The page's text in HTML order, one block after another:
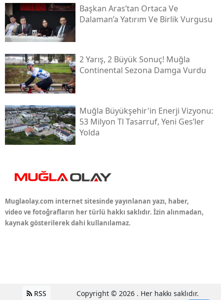
Başkan Aras’tan Ortaca Ve
Dalaman’a Yatırım Ve Birlik Vurgusu
2 Yarış, 2 Büyük Sonuç! Muğla
Continental Sezona Damga Vurdu
Muğla Büyükşehir'in Enerji Vizyonu:
53 Milyon Tl Tasarruf, Yeni Ges’ler
Yolda
Muglaolay.com internet sitesinde yayınlanan yazı, haber,
video ve fotoğrafların her türlü hakkı saklıdır. İzin alınmadan,
kaynak gösterilerek dahi kullanılamaz.
RSS Copyright © 2026 . Her hakkı saklıdır.